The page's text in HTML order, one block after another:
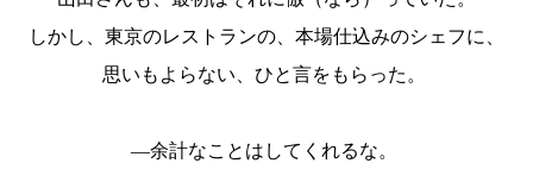
しかし、東京のレストランの、本場仕込みのシェフに、
思いもよらない、ひと言をもらった。
―余計なことはしてくれるな。